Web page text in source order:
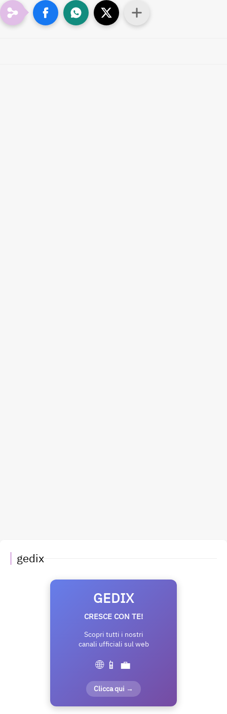
gedix
GEDIX
CRESCE CON TE!
Scopri tutti i nostri
canali ufficiali sul web
🌐 📱 💼
Clicca qui →